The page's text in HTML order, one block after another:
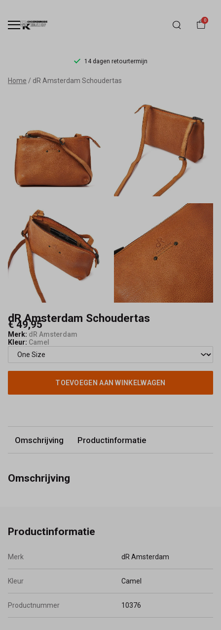
0
14 dagen retourtermijn
dR
Schoudertas
Schoenmode
Kerkhof
Home dR Amsterdam Schoudertas
dR Amsterdam Schoudertas
€ 49,95
Merk: dR Amsterdam
Kleur: Camel
TOEVOEGEN AAN WINKELWAGEN
Omschrijving Productinformatie
Omschrijving
Productinformatie
Merk dR Amsterdam
Kleur Camel
Productnummer 10376